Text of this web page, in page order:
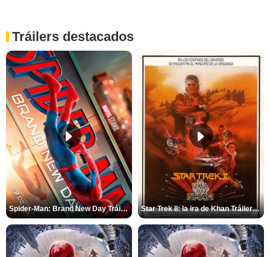
Tráilers destacados
Spider-Man: Brand New Day Tráiler (3) Star Trek II: la ira de Khan Tráiler VO